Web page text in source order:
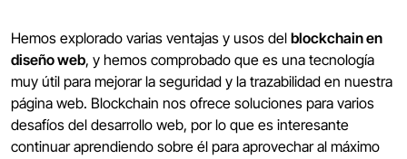
Hemos explorado varias ventajas y usos del blockchain en
diseño web, y hemos comprobado que es una tecnología
muy útil para mejorar la seguridad y la trazabilidad en nuestra
página web. Blockchain nos ofrece soluciones para varios
desafíos del desarrollo web, por lo que es interesante
continuar aprendiendo sobre él para aprovechar al máximo